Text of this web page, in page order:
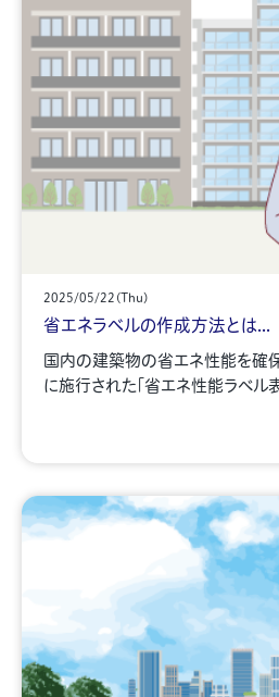
2025/05/22(Thu)
省エネラベルの作成方法とは...
国内の建築物の省エネ性能を確
に施行された「省エネ性能ラベル